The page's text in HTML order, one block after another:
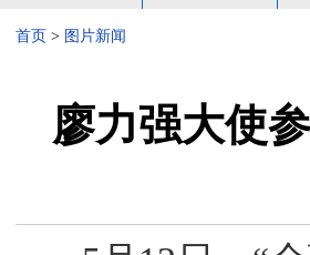
首页 > 图片新闻
廖力强大使